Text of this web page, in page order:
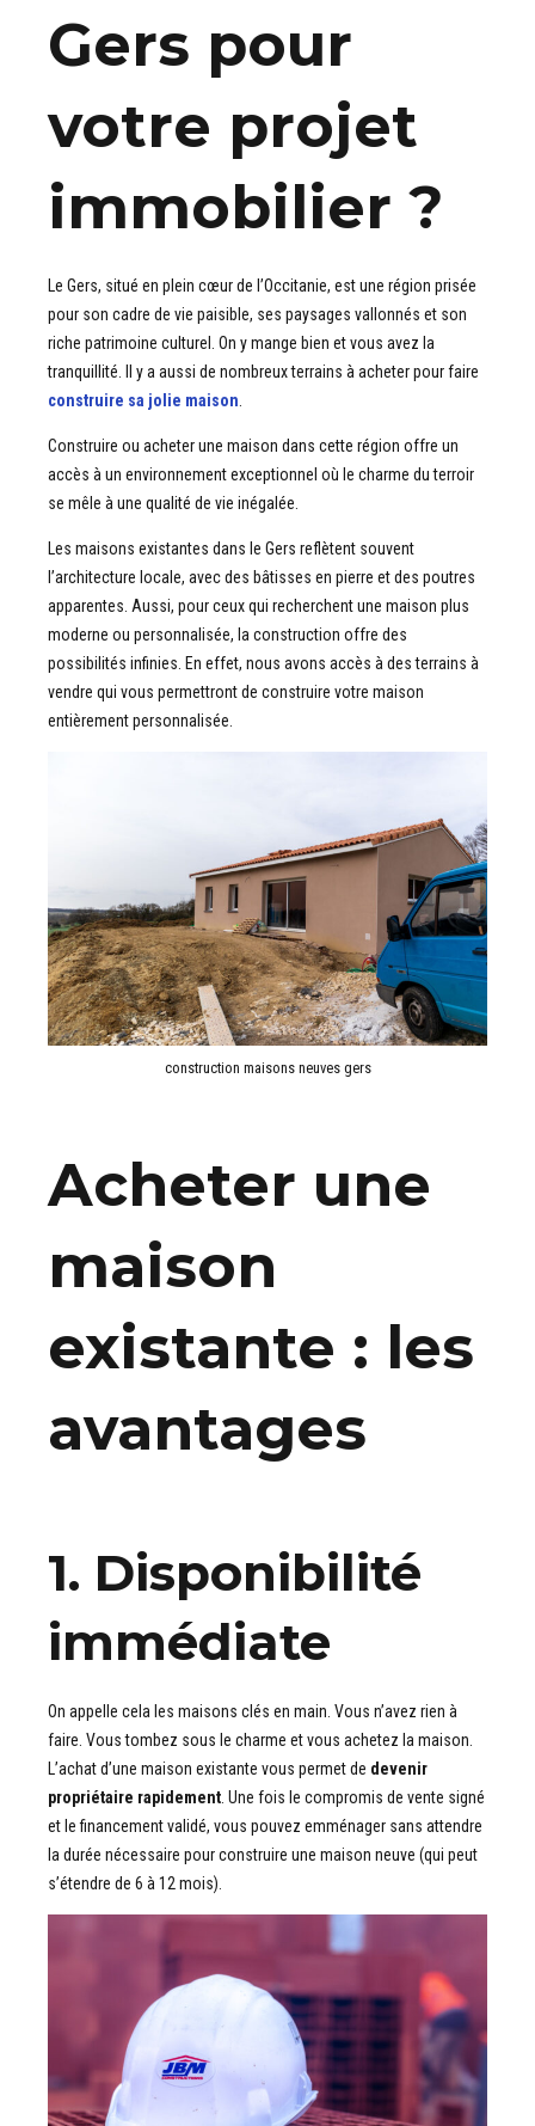
Gers pour
votre projet
immobilier ?
Le Gers, situé en plein cœur de l’Occitanie, est une région prisée
pour son cadre de vie paisible, ses paysages vallonnés et son
riche patrimoine culturel. On y mange bien et vous avez la
tranquillité. Il y a aussi de nombreux terrains à acheter pour faire
construire sa jolie maison
Construire ou acheter une maison dans cette région offre un
accès à un environnement exceptionnel où le charme du terroir
se mêle à une qualité de vie inégalée.
Les maisons existantes dans le Gers reflètent souvent
l’architecture locale, avec des bâtisses en pierre et des poutres
apparentes. Aussi, pour ceux qui recherchent une maison plus
moderne ou personnalisée, la construction offre des
possibilités infinies. En effet, nous avons accès à des terrains à
vendre qui vous permettront de construire votre maison
entièrement personnalisée.
construction maisons neuves gers
Acheter une
maison
existante : les
avantages
1. Disponibilité
immédiate
On appelle cela les maisons clés en main. Vous n’avez rien à
faire. Vous tombez sous le charme et vous achetez la maison.
L’achat d’une maison existante vous permet de devenir
propriétaire rapidement . Une fois le compromis de vente signé
et le financement validé, vous pouvez emménager sans attendre
la durée nécessaire pour construire une maison neuve (qui peut
s’étendre de 6 à 12 mois).